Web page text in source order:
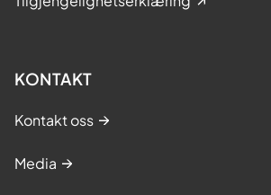
KONTAKT
Kontakt oss
Media